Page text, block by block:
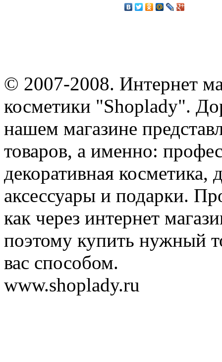
© 2007-2008. Интернет
косметики "Shoplady".
нашем магазине
товаров, а именно:
декоративная косметика,
аксессуары и подарки.
как через интернет
поэтому купить нужный
вас способом.
www.shoplady.ru